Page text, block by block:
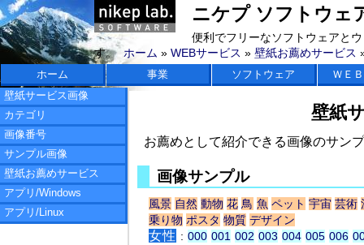
ニケプ ソフトウェ
便利でフリーなソフトウェアと
す。 ホーム »WEBサービス »壁紙お薦めサービス
ホーム 事業 ソフトウェア
ＷＥ
壁紙サービス画像
カテゴリ
画像番号
サンプル画像
壁紙お薦めサービス
アプリ/Windows
アプリ/Linux
壁紙
お薦めとして紹介できる画像のサン
画像サンプル
風景 自然 動物 花 鳥 魚 ペット 宇宙 芸術
乗り物 ポスタ 物質 デザイン
女性 :000 001 002 003 004 005 006